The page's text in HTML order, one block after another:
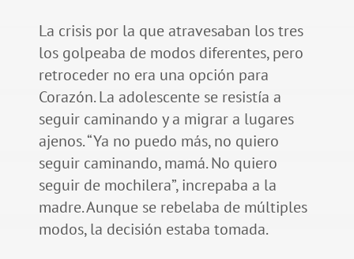
La crisis por la que atravesaban los tres
los golpeaba de modos diferentes, pero
retroceder no era una opción para
Corazón. La adolescente se resistía a
seguir caminando y a migrar a lugares
ajenos. “Ya no puedo más, no quiero
seguir caminando, mamá. No quiero
seguir de mochilera”, increpaba a la
madre. Aunque se rebelaba de múltiples
modos, la decisión estaba tomada.